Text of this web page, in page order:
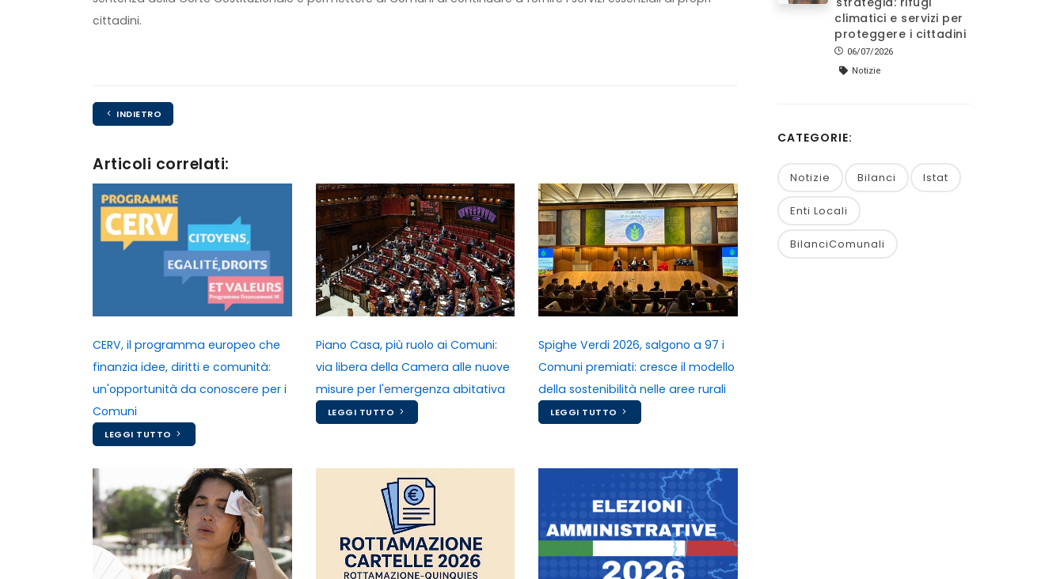
cittadini.
INDIETRO
Articoli correlati:
CERV, il programma europeo che
finanzia idee, diritti e comunità:
un'opportunità da conoscere per i
Comuni
LEGGI TUTTO
Piano Casa, più ruolo ai Comuni:
via libera della Camera alle nuove
misure per l'emergenza abitativa
LEGGI TUTTO
Spighe Verdi 2026, salgono a 97 i
Comuni premiati: cresce il modello
della sostenibilità nelle aree rurali
LEGGI TUTTO
climatici e servizi per
proteggere i cittadini
06/07/2026
Notizie
CATEGORIE:
Notizie Bilanci Istat
Enti Locali
BilanciComunali